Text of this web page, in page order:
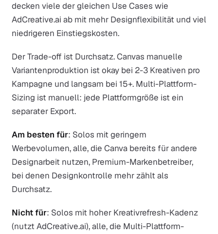
decken viele der gleichen Use Cases wie
AdCreative.ai ab mit mehr Designflexibilität und viel
niedrigeren Einstiegskosten.
Der Trade-off ist Durchsatz. Canvas manuelle
Variantenproduktion ist okay bei 2-3 Kreativen pro
Kampagne und langsam bei 15+. Multi-Plattform-
Sizing ist manuell: jede Plattformgröße ist ein
separater Export.
Am besten für: Solos mit geringem
Werbevolumen, alle, die Canva bereits für andere
Designarbeit nutzen, Premium-Markenbetreiber,
bei denen Designkontrolle mehr zählt als
Durchsatz.
Nicht für: Solos mit hoher Kreativrefresh-Kadenz
(nutzt AdCreative.ai), alle, die Multi-Plattform-